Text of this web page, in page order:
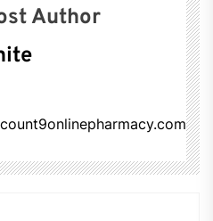
Author